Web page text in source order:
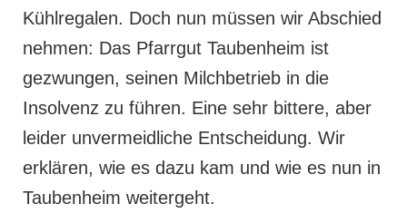
Kühlregalen. Doch nun müssen wir Abschied
nehmen: Das Pfarrgut Taubenheim ist
gezwungen, seinen Milchbetrieb in die
Insolvenz zu führen. Eine sehr bittere, aber
leider unvermeidliche Entscheidung. Wir
erklären, wie es dazu kam und wie es nun in
Taubenheim weitergeht.